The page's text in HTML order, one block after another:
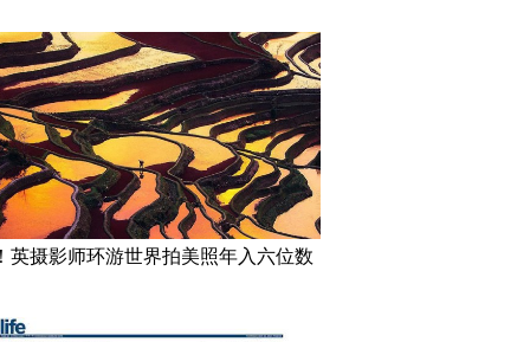
英摄影师环游世界拍美照年入六位数